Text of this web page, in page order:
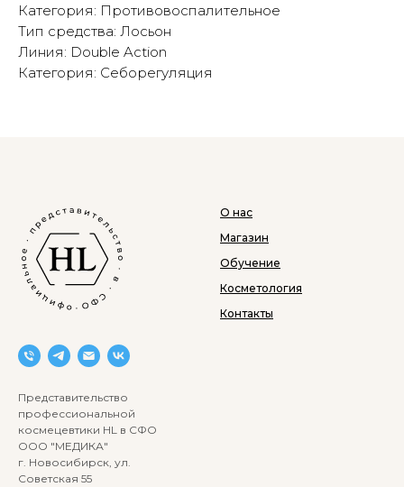
Категория: Противовоспалительное
Тип средства: Лосьон
Линия: Double Action
Категория: Себорегуляция
Представительство
профессиональной
космецевтики HL в СФО
ООО "МЕДИКА"
г. Новосибирск, ул.
Советская 55
О нас
Магазин
Обучение
Косметология
Контакты